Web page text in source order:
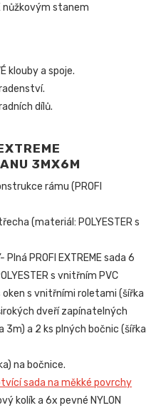
nůžkovým stanem
klouby a spoje.
dílů.
3MX6M
rámu (PROFI
(materiál: POLYESTER s
Plná PROFI EXTREME sada 6
s vnitřním PVC
s vnitřními roletami (šířka
dveří zapínatelných
a 2 ks plných bočnic (šířka
na bočnice.
sada na měkké povrchy
kolík a 6x pevné NYLON